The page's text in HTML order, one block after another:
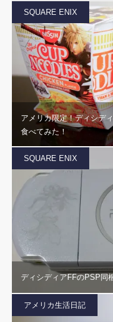
SQUARE ENIX
アメリカ限定！ディシデ
食べてみた！
SQUARE ENIX
ディシディアFFのPSP同
アメリカ生活日記